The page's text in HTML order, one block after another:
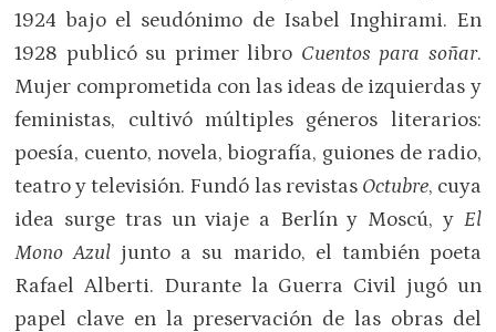
1924 bajo el seudónimo de Isabel Inghirami. En
1928 publicó su primer libro Cuentos para soñar.
Mujer comprometida con las ideas de izquierdas y
feministas, cultivó múltiples géneros literarios:
poesía, cuento, novela, biografía, guiones de radio,
teatro y televisión. Fundó las revistas Octubre, cuya
idea surge tras un viaje a Berlín y Moscú, yEl
Mono Azul junto a su marido, el también poeta
Rafael Alberti. Durante la Guerra Civil jugó un
papel clave en la preservación de las obras del